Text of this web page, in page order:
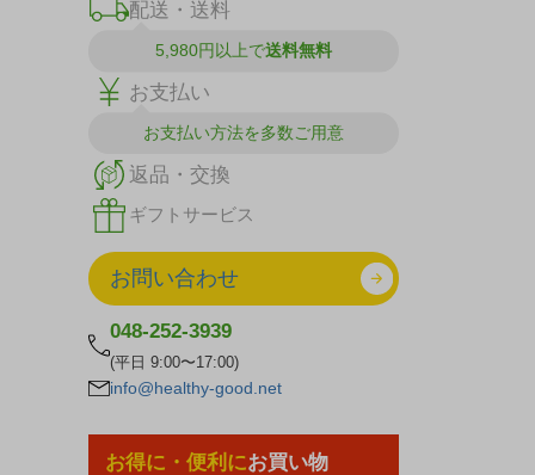
配送・送料
5,980円以上で送料無料
お支払い
お支払い方法を多数ご用意
返品・交換
ギフトサービス
お問い合わせ
048-252-3939
(平日 9:00〜17:00)
info@healthy-good.net
お得に・便利にお買い物